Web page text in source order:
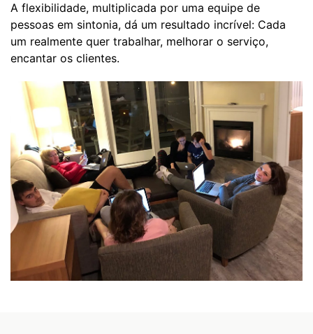
A flexibilidade, multiplicada por uma equipe de
pessoas em sintonia, ​​dá um resultado incrível: Cada
um realmente quer trabalhar, melhorar o serviço,
encantar os clientes.